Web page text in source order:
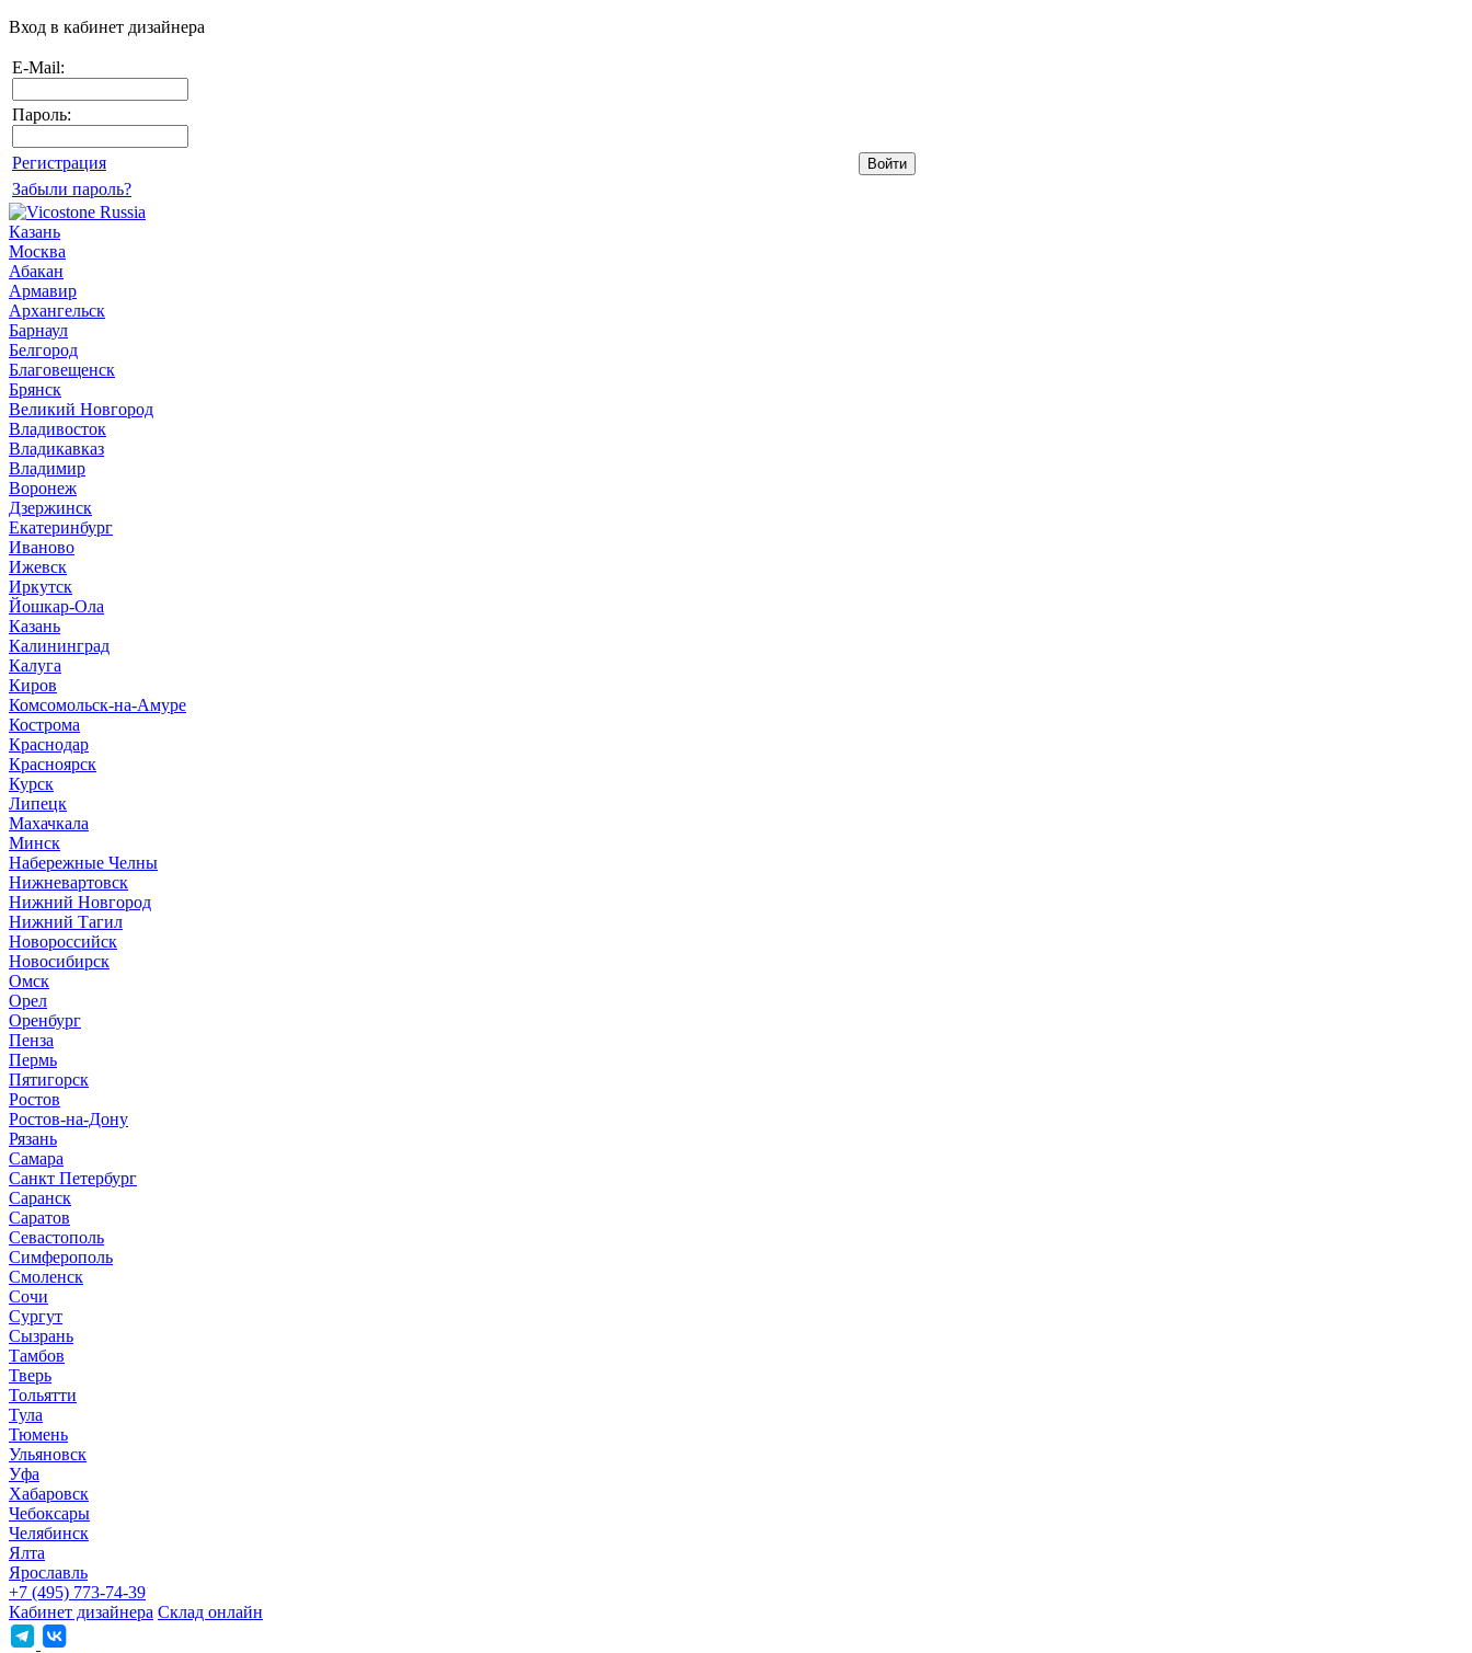
Вход в кабинет дизайнера
E-Mail:
Пароль:
Регистрация
Забыли пароль?
Казань
Москва
Абакан
Армавир
Архангельск
Барнаул
Белгород
Благовещенск
Брянск
Великий Новгород
Владивосток
Владикавказ
Владимир
Воронеж
Дзержинск
Екатеринбург
Иваново
Ижевск
Иркутск
Йошкар-Ола
Казань
Калининград
Калуга
Киров
Комсомольск-на-Амуре
Кострома
Краснодар
Красноярск
Курск
Липецк
Махачкала
Минск
Набережные Челны
Нижневартовск
Нижний Новгород
Нижний Тагил
Новороссийск
Новосибирск
Омск
Орел
Оренбург
Пенза
Пермь
Пятигорск
Ростов
Ростов-на-Дону
Рязань
Самара
Санкт Петербург
Саранск
Саратов
Севастополь
Симферополь
Смоленск
Сочи
Сургут
Сызрань
Тамбов
Тверь
Тольятти
Тула
Тюмень
Ульяновск
Уфа
Хабаровск
Чебоксары
Челябинск
Ялта
Ярославль
+7 (495) 773-74-39
Кабинет дизайнера Склад онлайн